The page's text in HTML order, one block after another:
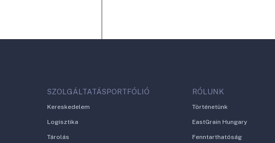
SZOLGÁLTATÁSPORTFÓLIÓ
Kereskedelem
Logisztika
Tárolás
RÓLUNK
Történetünk
EastGrain Hungary
Fenntarthatóság